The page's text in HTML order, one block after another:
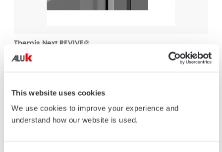
This website uses cookies
We use cookies to improve your experience and
understand how our website is used.
Themis Next REVIVE®
MEER INFORMATIE